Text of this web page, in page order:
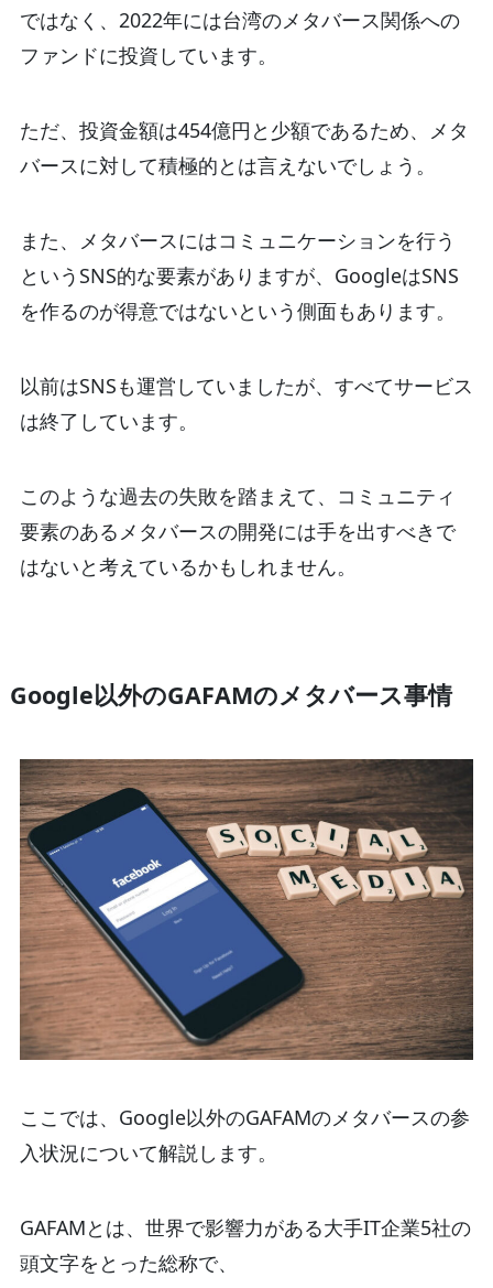
ではなく、2022年には台湾のメタバース関係への
ファンドに投資しています。
ただ、投資金額は454億円と少額であるため、メタ
バースに対して積極的とは言えないでしょう。
また、メタバースにはコミュニケーションを行う
というSNS的な要素がありますが、GoogleはSNS
を作るのが得意ではないという側面もあります。
以前はSNSも運営していましたが、すべてサービス
は終了しています。
このような過去の失敗を踏まえて、コミュニティ
要素のあるメタバースの開発には手を出すべきで
はないと考えているかもしれません。
Google以外のGAFAMのメタバース事情
ここでは、Google以外のGAFAMのメタバースの参
入状況について解説します。
GAFAMとは、世界で影響力がある大手IT企業5社の
頭文字をとった総称で、